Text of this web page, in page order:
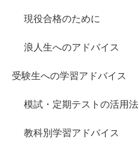
現役合格のために
浪人生へのアドバイス
受験生への学習アドバイス
模試・定期テストの活用法
教科別学習アドバイス